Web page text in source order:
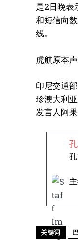
是2日晚表
和短信向
线。
虎航原本
印尼交通
珍澳大利
发言人阿
关键词